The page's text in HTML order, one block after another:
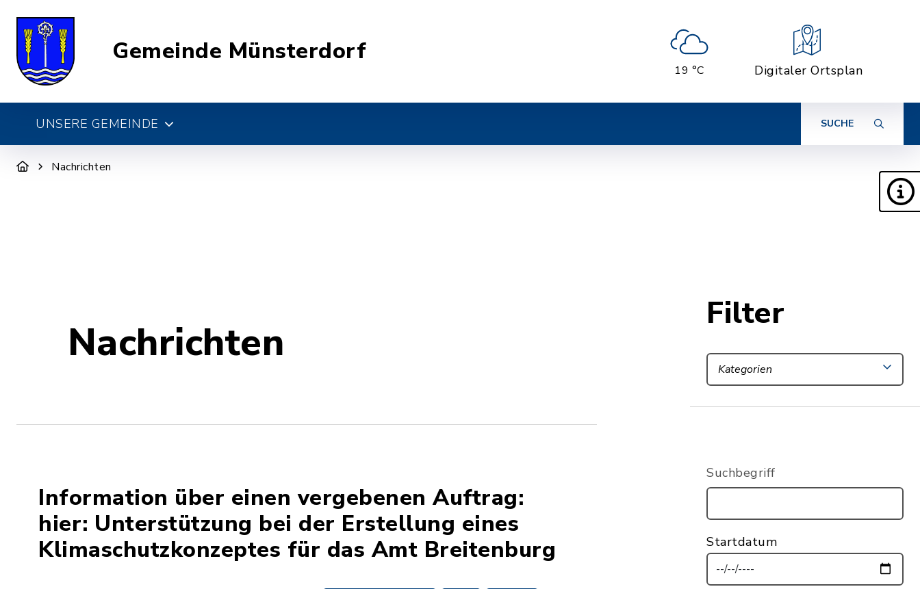
Gemeinde Münsterdorf
19 °C Digitaler Ortsplan
UNSERE GEMEINDE SUCHE
Nachrichten
Nachrichten
Information über einen vergebenen Auftrag:
hier: Unterstützung bei der Erstellung eines
Klimaschutzkonzeptes für das Amt Breitenburg
Filter
Kategorien
Suchbegriff
Startdatum